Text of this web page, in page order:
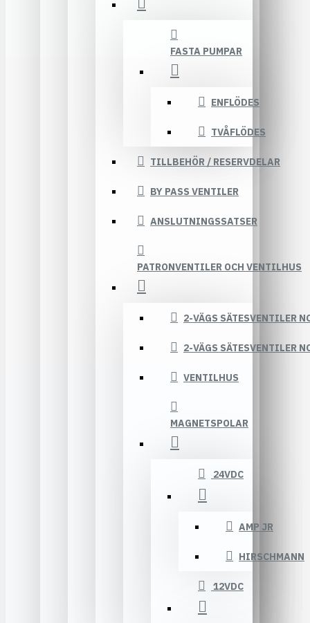
FASTA PUMPAR
ENFLÖDES
TVÅFLÖDES
TILLBEHÖR / RESERVDELAR
BY PASS VENTILER
ANSLUTNINGSSATSER
PATRONVENTILER OCH VENTILHUS
2-VÄGS SÄTESVENTILER
2-VÄGS SÄTESVENTILER
VENTILHUS
MAGNETSPOLAR
24VDC
AMP JR
HIRSCHMANN
12VDC